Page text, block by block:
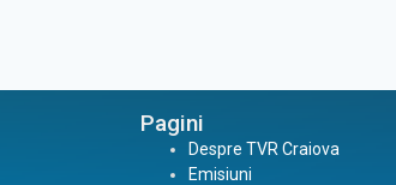
Pagini
Despre TVR Craiova
Emisiuni